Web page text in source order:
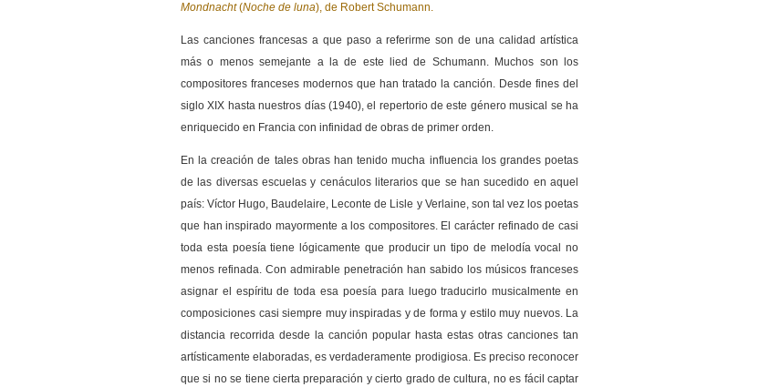
Mondnacht(Noche de luna), de Robert Schumann.
Las canciones francesas a que paso a referirme son de una calidad artística
más o menos semejante a la de este lied de Schumann. Muchos son los
compositores franceses modernos que han tratado la canción. Desde fines del
siglo XIX hasta nuestros días (1940), el repertorio de este género musical se ha
enriquecido en Francia con infinidad de obras de primer orden.
En la creación de tales obras han tenido mucha influencia los grandes poetas
de las diversas escuelas y cenáculos literarios que se han sucedido en aquel
país: Víctor Hugo, Baudelaire, Leconte de Lisle y Verlaine, son tal vez los poetas
que han inspirado mayormente a los compositores. El carácter refinado de casi
toda esta poesía tiene lógicamente que producir un tipo de melodía vocal no
menos refinada. Con admirable penetración han sabido los músicos franceses
asignar el espíritu de toda esa poesía para luego traducirlo musicalmente en
composiciones casi siempre muy inspiradas y de forma y estilo muy nuevos. La
distancia recorrida desde la canción popular hasta estas otras canciones tan
artísticamente elaboradas, es verdaderamente prodigiosa. Es preciso reconocer
que si no se tiene cierta preparación y cierto grado de cultura, no es fácil captar